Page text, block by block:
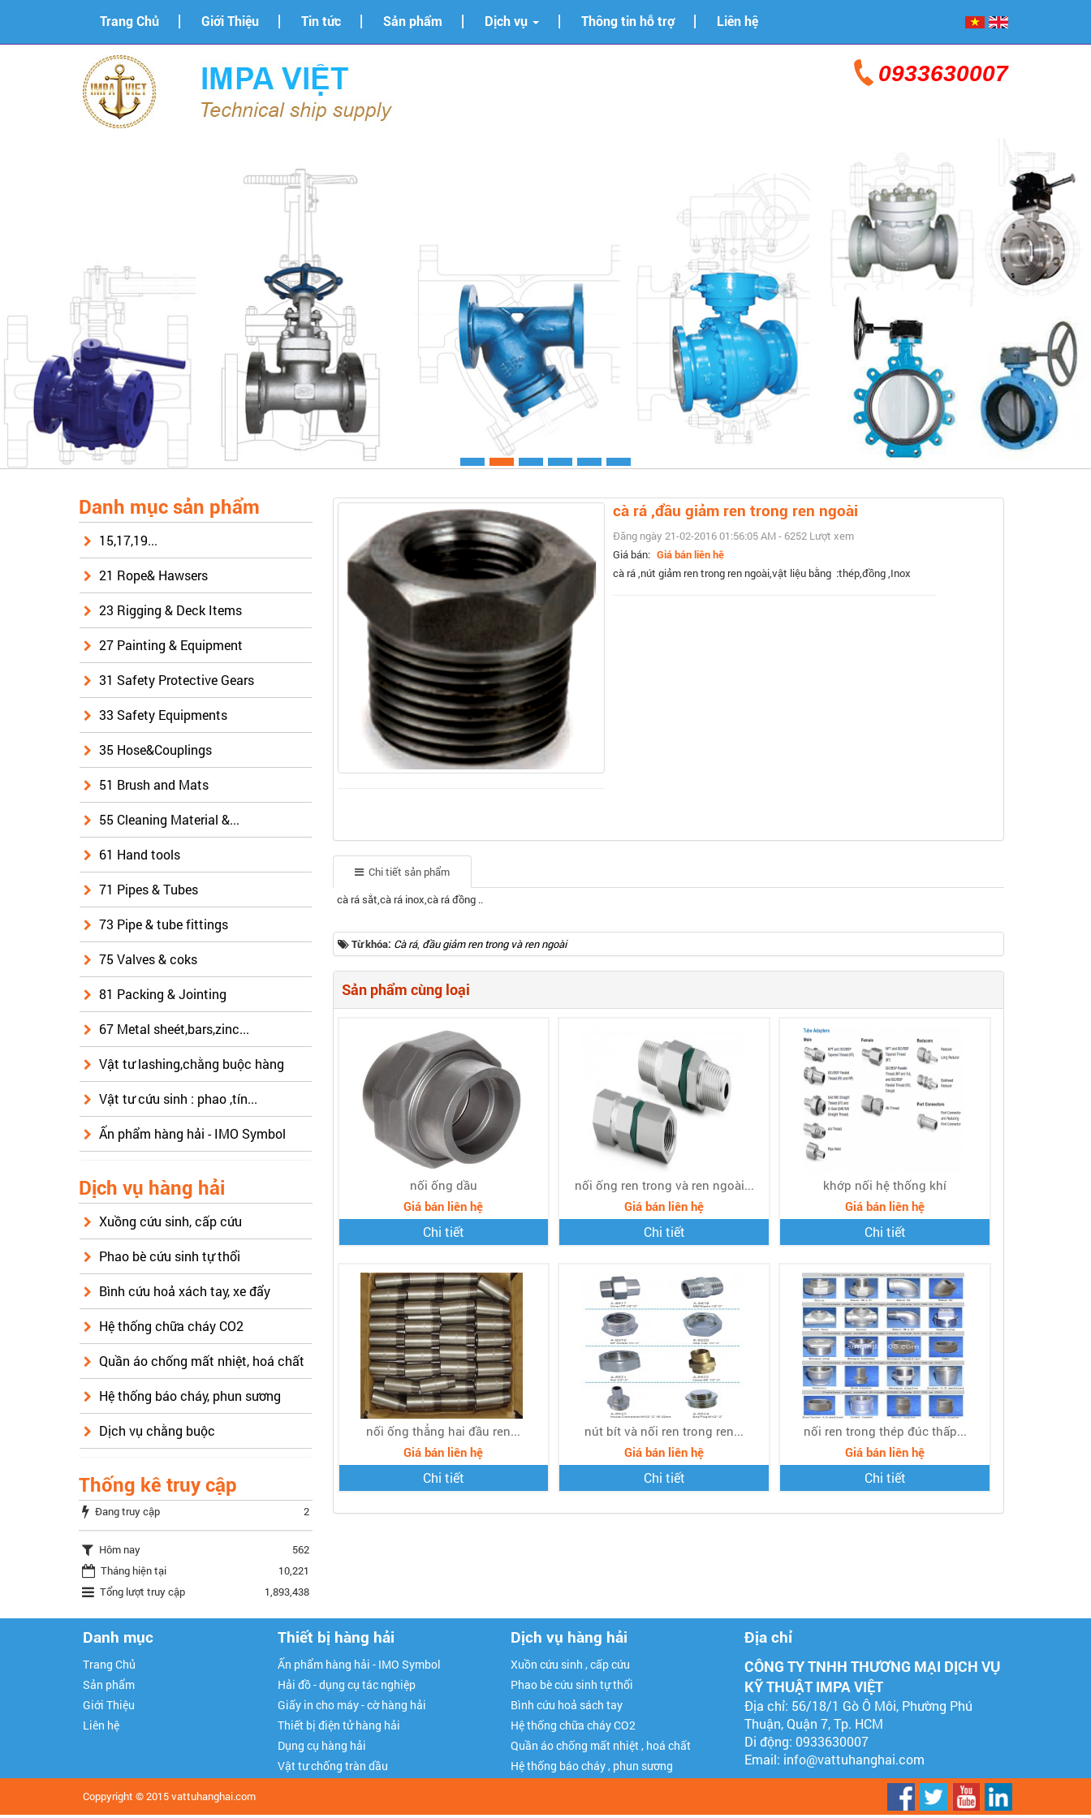
Trang Chủ Giới Thiệu Tin tức Sản phẩm Dịch vụ Thông tin hỗ trợ Liên hệ
0933630007
Xem chi tiết
Danh mục sản phẩm
15,17,19...
21 Rope& Hawsers
23 Rigging & Deck Items
27 Painting & Equipment
31 Safety Protective Gears
33 Safety Equipments
35 Hose&Couplings
51 Brush and Mats
55 Cleaning Material &...
61 Hand tools
71 Pipes & Tubes
73 Pipe & tube fittings
75 Valves & coks
81 Packing & Jointing
67 Metal sheét,bars,zinc...
Vật tư lashing,chằng buộc hàng
Vật tư cứu sinh : phao ,tín...
Ấn phẩm hàng hải - IMO Symbol
Dịch vụ hàng hải
Xuồng cứu sinh, cấp cứu
Phao bè cứu sinh tự thổi
Bình cứu hoả xách tay, xe đẩy
Hệ thống chữa cháy CO2
Quần áo chống mất nhiệt, hoá chất
Hệ thống báo cháy, phun sương
Dịch vụ chằng buộc
Thống kê truy cập
Đang truy cập 2
Hôm nay
562
Tháng hiện tại
10,221
Tổng lượt truy cập
1,893,438
cà rá ,đầu giảm ren trong ren ngoài
Đăng ngày 21-02-2016 01:56:05 AM - 6252 Lượt xem
Giá bán: Giá bán liên hệ
cà rá ,nút giảm ren trong ren ngoài,vật liệu bằng :thép,đồng ,Inox
Chi tiết sản phẩm
cà rá sắt,cà rá inox,cà rá đồng ..
Từ khóa: Cà rá, đầu giảm ren trong và ren ngoài
Sản phẩm cùng loại
nối ống dầu
Giá bán liên hệ
Chi tiết
nối ống ren trong và ren ngoài...
Giá bán liên hệ
Chi tiết
khớp nối hệ thống khí
Giá bán liên hệ
Chi tiết
nối ống thẳng hai đầu ren...
Giá bán liên hệ
Chi tiết
nút bít và nối ren trong ren...
Giá bán liên hệ
Chi tiết
nối ren trong thép đúc thấp...
Giá bán liên hệ
Chi tiết
Danh mục
Trang Chủ
Sản phẩm
Giới Thiệu
Liên hệ
Thiết bị hàng hải
Ấn phẩm hàng hải - IMO Symbol
Hải đồ - dụng cụ tác nghiệp
Giấy in cho máy - cờ hàng hải
Thiết bị điện tử hàng hải
Dụng cụ hàng hải
Vật tư chống tràn dầu
Dịch vụ hàng hải
Xuồn cứu sinh , cấp cứu
Phao bè cứu sinh tự thổi
Bình cứu hoả sách tay
Hệ thống chữa cháy CO2
Quần áo chống mất nhiệt , hoá chất
Hệ thống báo cháy , phun sương
Địa chỉ
CÔNG TY TNHH THƯƠNG MẠI DỊCH VỤ
KỸ THUẬT IMPA VIỆT
Địa chỉ: 56/18/1 Gò Ô Môi, Phường Phú
Thuận, Quận 7, Tp. HCM
Di động: 0933630007
Email: info@vattuhanghai.com
Coppyright © 2015vattuhanghai.com